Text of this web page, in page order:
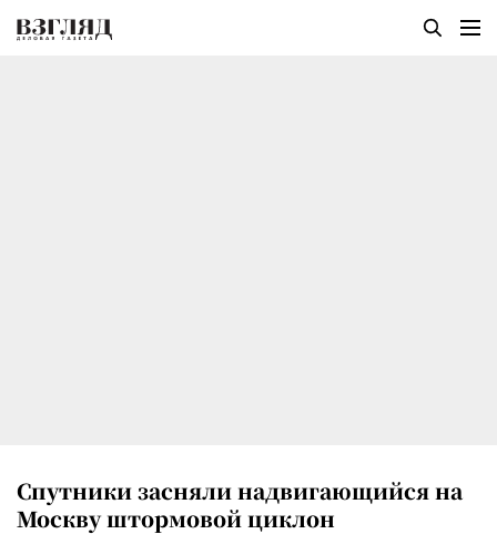
Спутники засняли надвигающийся на
Москву штормовой циклон